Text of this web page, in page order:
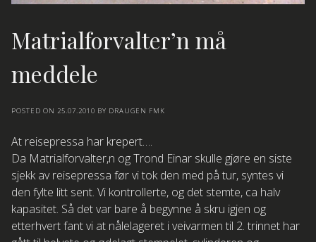
Matrialforvalter’n må
meddele
POSTED ON 25.07.2010 BY DRAUGEN FMK
At reisepressa har krepert….
Da Matrialforvalter,n og Trond Einar skulle gjøre en siste
sjekk av reisepressa før vi tok den med på tur, syntes vi
den fylte litt sent. Vi kontrollerte, og det stemte, ca halv
kapasitet. Så det var bare å begynne å skru igjen og
etterhvert fant vi at nålelageret i veivarmen til 2. trinnet har